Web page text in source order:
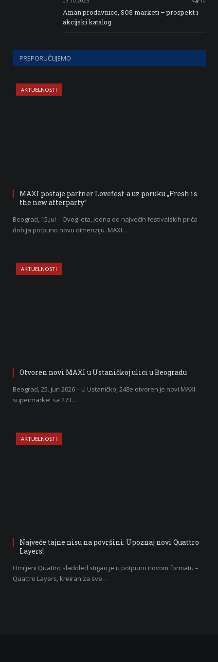
Aman prodavnice, SOS marketi – prospekt i
akcijski katalog
PREPORUČUJEMO
AKTUELNOSTI
MAXI postaje partner Lovefest-a uz poruku „Fresh is
the new afterparty“
Beograd, 15.jul – Ovog leta, jedna od najvećih festivalskih priča
dobija potpuno novu dimenziju. MAXI…
AKTUELNOSTI
Otvoren novi MAXI u Ustaničkoj ulici u Beogradu
Beograd, 25. jun 2026 – U Ustaničkoj 248e otvoren je novi MAXI
supermarket sa 273…
AKTUELNOSTI
Najveće tajne nisu na površini: Upoznaj novi Quattro
Layers!
Omiljeni Quattro sladoled stigao je u potpuno novom formatu –
Quattro Layers, kreiran za sve…